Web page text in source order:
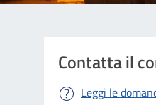
Contatta il
Leggi le